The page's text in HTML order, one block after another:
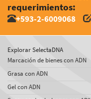
requerimientos:
+593-2-6009068
Explorar SelectaDNA
Marcación de bienes con ADN
Grasa con ADN
Gel con ADN